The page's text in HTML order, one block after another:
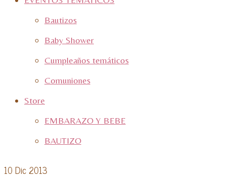
Bautizos
Baby Shower
Cumpleaños temáticos
Comuniones
Store
EMBARAZO Y BEBE
BAUTIZO
10 Dic 2013